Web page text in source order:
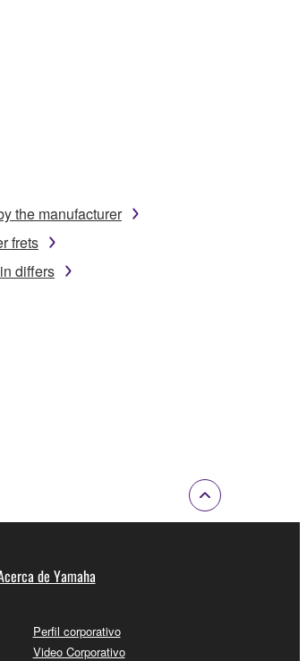
the manufacturer
frets
differs
de Yamaha
Perfil corporativo
Video Corporativo